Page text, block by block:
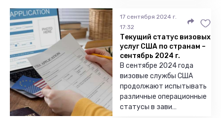
17 сентября 2024 г.
17:32
Текущий статус визовых
услуг США по странам –
сентябрь 2024 г.
В сентябре 2024 года
визовые службы США
продолжают испытывать
различные операционные
статусы в зави…